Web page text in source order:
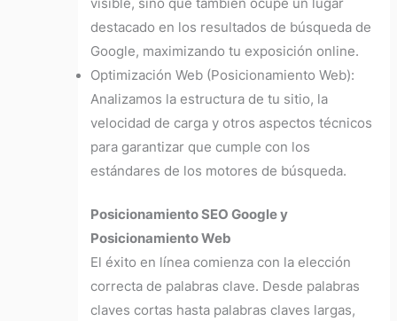
visible, sino que también ocupe un lugar
destacado en los resultados de búsqueda de
Google, maximizando tu exposición online.
Optimización Web (Posicionamiento Web):
Analizamos la estructura de tu sitio, la
velocidad de carga y otros aspectos técnicos
para garantizar que cumple con los
estándares de los motores de búsqueda.
Posicionamiento SEO Google y
Posicionamiento Web
El éxito en línea comienza con la elección
correcta de palabras clave. Desde palabras
claves cortas hasta palabras claves largas,